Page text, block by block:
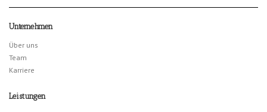
Unternehmen
Über uns
Team
Karriere
Leistungen